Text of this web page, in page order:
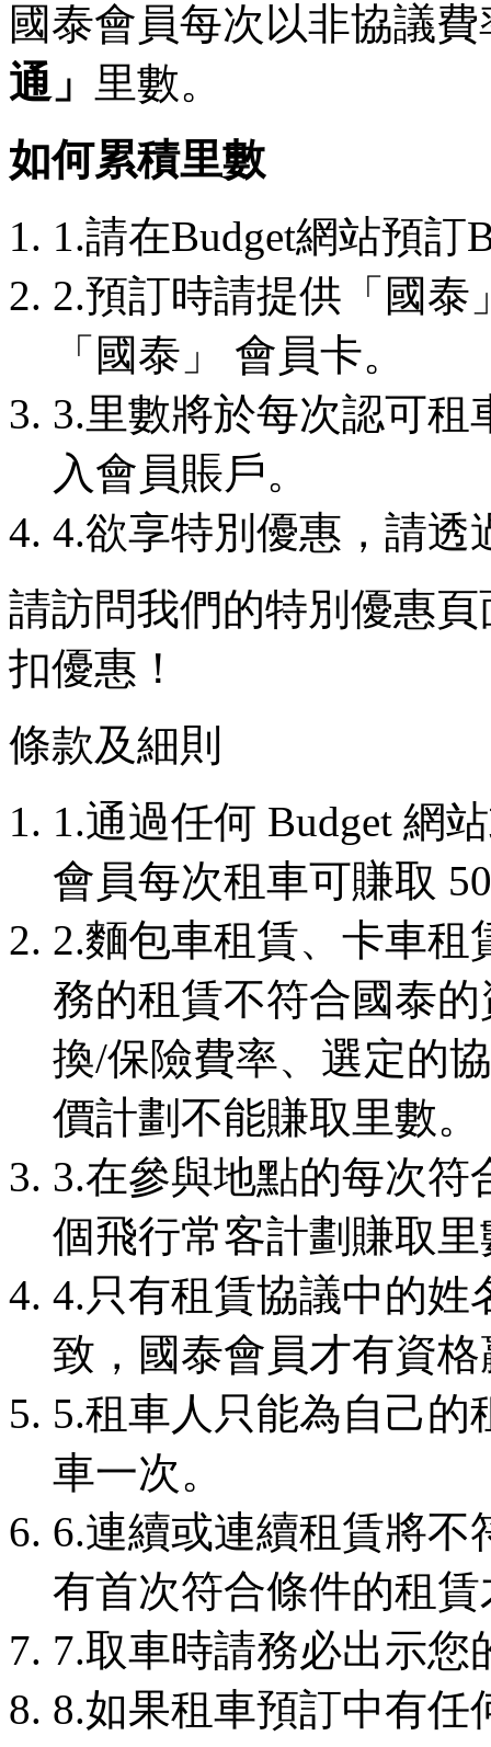
國泰會員每次以非協議
通」 里數。
如何累積里數
1.請在Budget網站預訂
2.預訂時請提供「國
「國泰」 會員卡。
3.里數將於每次認可租
入會員賬戶。
4.欲享特別優惠，請透
請訪問我們的特別優惠
扣優惠！
條款及細則
1.通過任何 Budget 網
會員每次租車可賺取
2.麵包車租賃、卡車
務的租賃不符合國泰
換/保險費率、選定的
價計劃不能賺取里數。
3.在參與地點的每次
個飛行常客計劃賺取里
4.只有租賃協議中的姓
致，國泰會員才有資
5.租車人只能為自己
車一次。
6.連續或連續租賃將不
有首次符合條件的租
7.取車時請務必出示您
8.如果租車預訂中有任